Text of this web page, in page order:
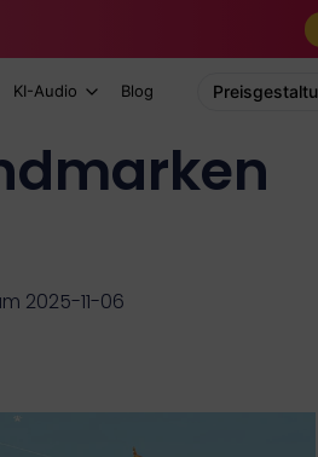
KI-Audio Blog
2025-11-06